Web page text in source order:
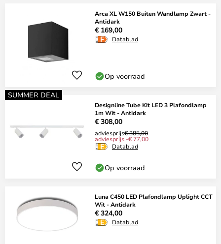
Arca XL W150 Buiten Wandlamp Zwart -
Antidark
€ 169,00
Datablad
Op voorraad
SUMMER DEAL
Designline Tube Kit LED 3 Plafondlamp
1m Wit - Antidark
€ 308,00
adviesprijs€ 385,00
adviesprijs -€ 77,00
Datablad
Op voorraad
Luna C450 LED Plafondlamp Uplight CCT
Wit - Antidark
€ 324,00
Datablad